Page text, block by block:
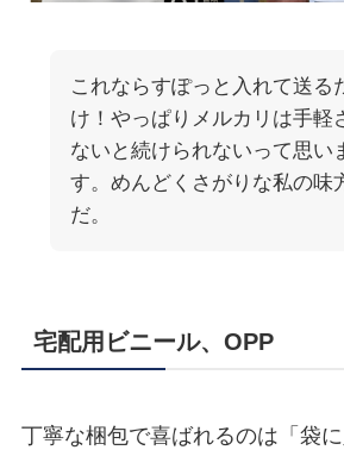
これならすぽっと入れて送る
け！やっぱりメルカリは手軽
ないと続けられないって思い
す。めんどくさがりな私の味
だ。
宅配用ビニール、OPP
丁寧な梱包で喜ばれるのは「袋